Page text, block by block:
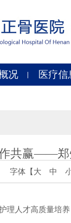
况 医疗信
共赢——郑
字体【 大 中
人才高质量培养